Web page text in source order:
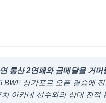
통산 2연패와 금메달을 거
BWF 싱가포르 오픈 결승에
아카네 선수와의 상대 전적